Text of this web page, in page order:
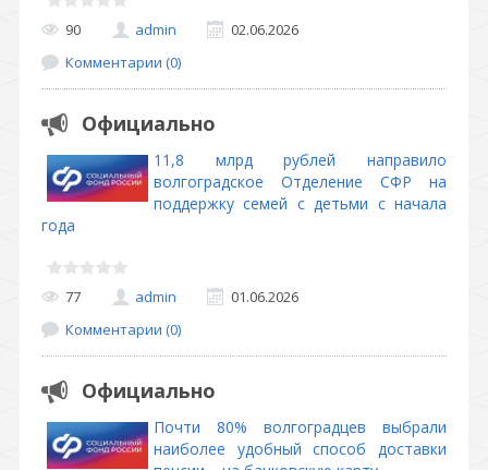
90 admin
02.06.2026
Комментарии (0)
Официально
11,8 млрд рублей направило
волгоградское Отделение СФР на
поддержку семей с детьми с начала
года
77 admin
01.06.2026
Комментарии (0)
Официально
Почти 80% волгоградцев выбрали
наиболее удобный способ доставки